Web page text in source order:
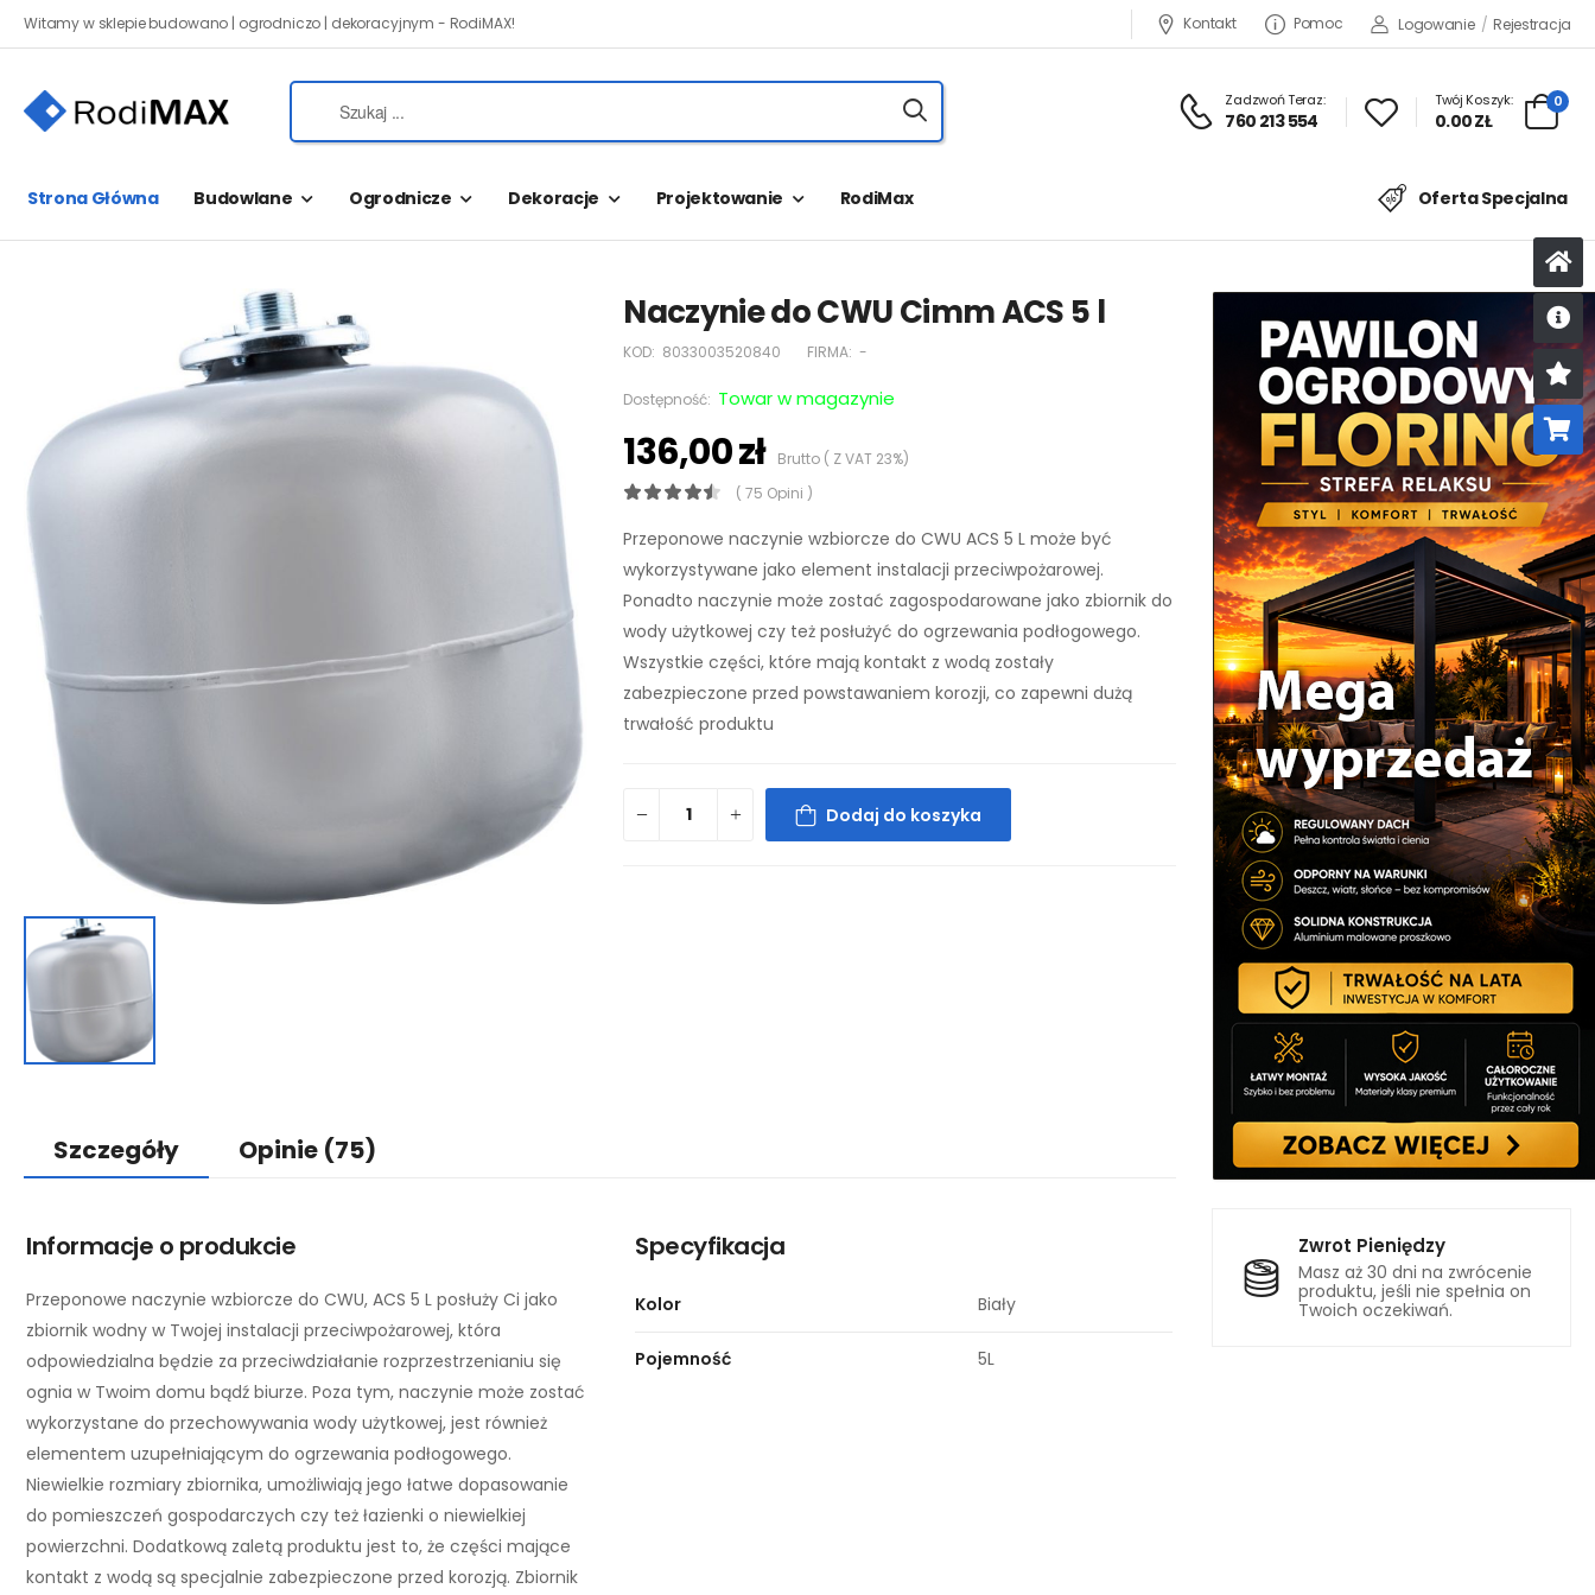
Witamy w sklepie budowano | ogrodniczo | dekoracyjnym - RodiMAX! Kontakt Pomoc Logowanie / Rejestracja
Zadzwoń Teraz:
760 213 554
Twój Koszyk:
0.00 ZŁ
0
Strona Główna Budowlane Ogrodnicze Dekoracje Projektowanie RodiMax Oferta Specjalna
Zwrot Pieniędzy
Masz aż 30 dni na zwrócenie
produktu, jeśli nie spełnia on
Twoich oczekiwań.
Naczynie do CWU Cimm ACS 5 l
KOD: 8033003520840 FIRMA: -
Dostępność: Towar w magazynie
136,00 złBrutto ( Z VAT 23%)
( 75 Opini )
Przeponowe naczynie wzbiorcze do CWU ACS 5 L może być
wykorzystywane jako element instalacji przeciwpożarowej.
Ponadto naczynie może zostać zagospodarowane jako zbiornik do
wody użytkowej czy też posłużyć do ogrzewania podłogowego.
Wszystkie części, które mają kontakt z wodą zostały
zabezpieczone przed powstawaniem korozji, co zapewni dużą
trwałość produktu
Dodaj do koszyka
Szczegóły Opinie (75)
Informacje o produkcie
Przeponowe naczynie wzbiorcze do CWU, ACS 5 L posłuży Ci jako
zbiornik wodny w Twojej instalacji przeciwpożarowej, która
odpowiedzialna będzie za przeciwdziałanie rozprzestrzenianiu się
ognia w Twoim domu bądź biurze. Poza tym, naczynie może zostać
wykorzystane do przechowywania wody użytkowej, jest również
elementem uzupełniającym do ogrzewania podłogowego.
Niewielkie rozmiary zbiornika, umożliwiają jego łatwe dopasowanie
do pomieszczeń gospodarczych czy też łazienki o niewielkiej
powierzchni. Dodatkową zaletą produktu jest to, że części mające
kontakt z wodą są specjalnie zabezpieczone przed korozją. Zbiornik
Specyfikacja
Kolor Biały
Pojemność 5L